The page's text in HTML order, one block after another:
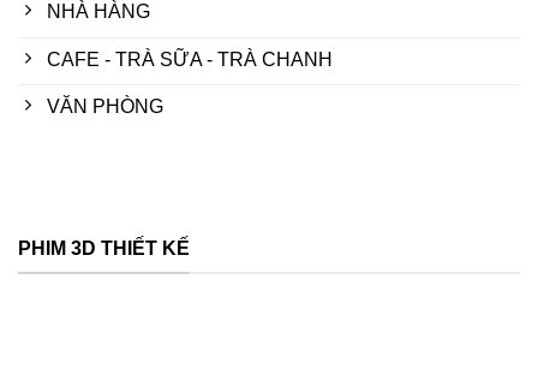
NHÀ HÀNG
CAFE - TRÀ SỮA - TRÀ CHANH
VĂN PHÒNG
PHIM 3D THIẾT KẾ